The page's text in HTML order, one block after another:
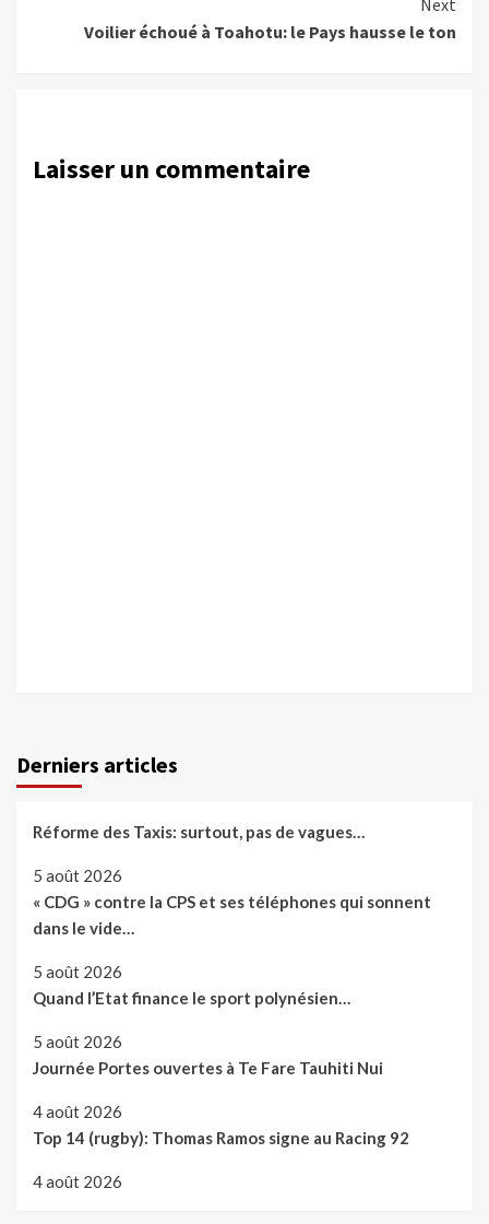
Voilier échoué à Toahotu: le Pays hausse le ton
Laisser un commentaire
Derniers articles
Réforme des Taxis: surtout, pas de vagues…
5 août 2026
« CDG » contre la CPS et ses téléphones qui sonnent
dans le vide…
5 août 2026
Quand l’Etat finance le sport polynésien…
5 août 2026
Journée Portes ouvertes à Te Fare Tauhiti Nui
4 août 2026
Top 14 (rugby): Thomas Ramos signe au Racing 92
4 août 2026